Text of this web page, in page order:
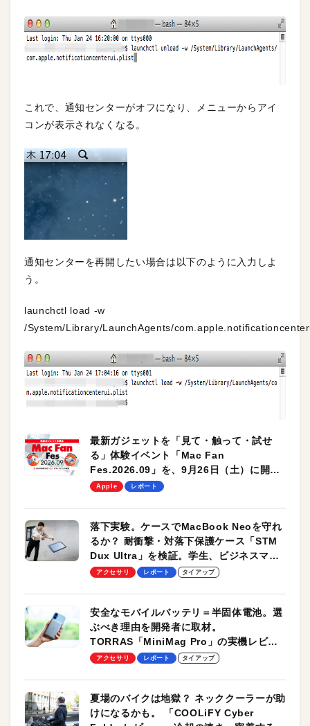
これで、通知センターがオフになり、メニューからアイ
コンが表示されなくなる。
通知センターを再開したい場合は以下のように入力しよ
う。
launchctl load -w
/System/Library/LaunchAgents/
最新ガジェットを「見て・触って・試せ
る」体験イベント「Mac Fan
Fes.2026.09」を、9月26日（土）に開催
します！
Apple レポート
落下実験。ケースでMacBook Neoを守れ
るか？ 耐衝撃・対落下保護ケース「STM
Dux Ultra」を検証。学生、ビジネスマン
のモバイルユースに最適！
アクセサリ レポート タイアップ
安全なモバイルバッテリ＝半固体電池。選
ぶべき理由を開発者に取材。
TORRAS「MiniMag Pro」の実機レビュ
ーも
アクセサリ レポート タイアップ
夏場のバイクは地獄？ ネッククーラーが助
けになるかも。 「COOLiFY Cyber